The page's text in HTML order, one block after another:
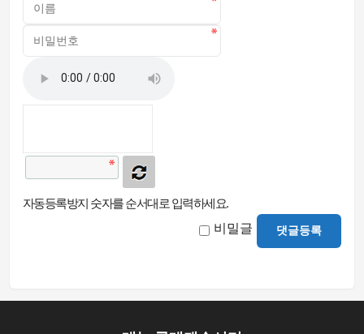
자동등록방지 숫자를 순서대로 입력하세요.
비밀글 댓글등록